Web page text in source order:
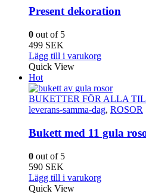
alternativen
produktsidan
Present dekoration
0 out of 5
499 SEK
Lägg till i varukorg
Quick View
Hot
BUKETTER FÖR ALLA
leverans-samma-dag, ROSOR
Bukett med 11 gula
0 out of 5
590 SEK
Lägg till i varukorg
Quick View